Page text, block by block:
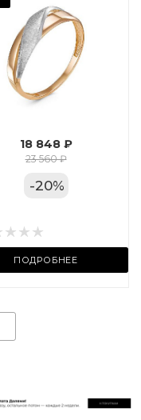
18 848 ₽
23 560 ₽
-20%
ПОДРОБНЕЕ